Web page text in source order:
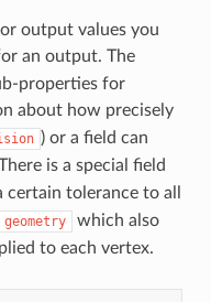
output values you
an output. The
properties for
about how precisely
) or a field can
is a special field
tolerance to all
geometry
which also
to each vertex.